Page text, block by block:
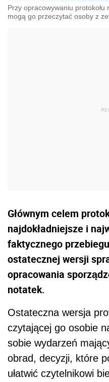
Przy opracowywaniu
mogą go przeczytać osoby z
Głównym celem
najdokładniejsze i
faktycznego
ostatecznej wersji
opracowania
notatek.
Ostateczna wersja
czytającej go osobie
sobie wydarzeń
obrad, decyzji, które
ułatwić czytelnikowi